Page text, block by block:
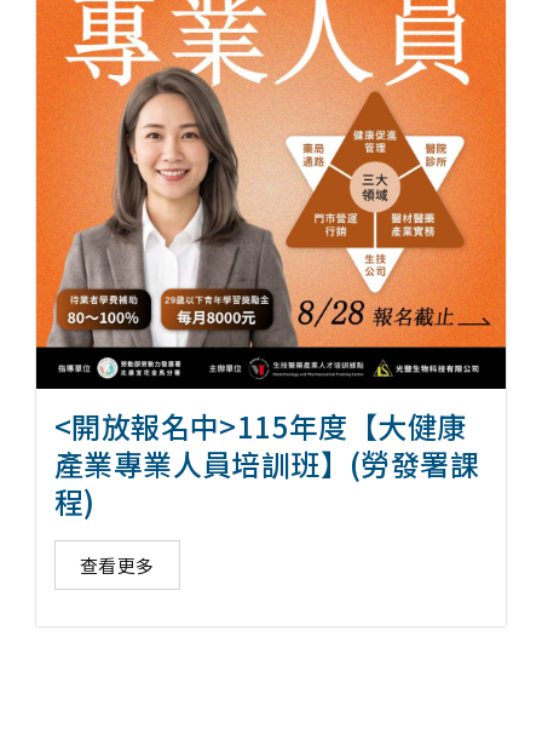
<開放報名中>115年度【大健康
產業專業人員培訓班】(勞發署課
程)
查看更多